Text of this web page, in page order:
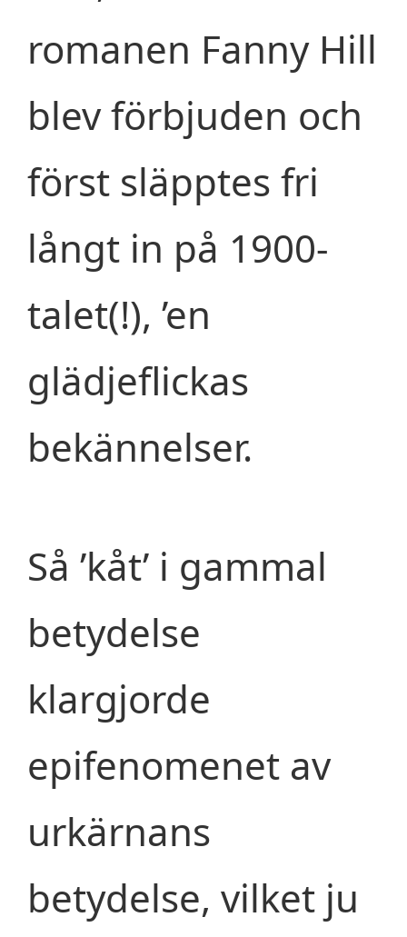
romanen Fanny Hill
blev förbjuden och
först släpptes fri
långt in på 1900-
talet(!), ’en
glädjeflickas
bekännelser.
Så ’kåt’ i gammal
betydelse
klargjorde
epifenomenet av
urkärnans
betydelse, vilket ju